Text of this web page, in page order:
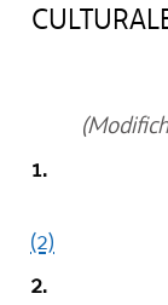
1.
(2)
2.